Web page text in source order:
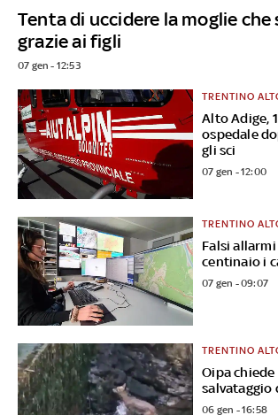
Tenta di uccidere la moglie che
grazie ai figli
07 gen - 12:53
Alto Adige,
ospedale
gli sci
TRENTINO
07 gen - 12:00
Falsi
centinaio i
TRENTINO
07 gen - 09:07
Oipa
salvataggio
TRENTINO
06 gen - 16:58